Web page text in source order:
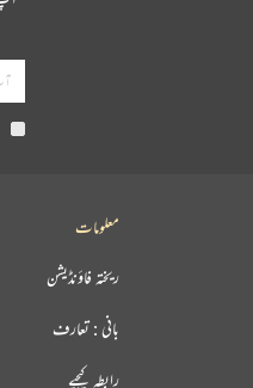
معلومات
ریختہ فاؤنڈیشن
بانی : تعارف
رابطہ کیجیے